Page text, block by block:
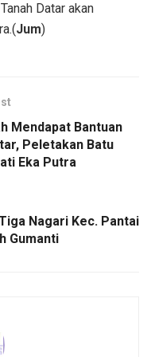
Datar akan
Jum)
Mendapat Bantuan
Peletakan Batu
Eka Putra
Nagari Kec. Pantai
Gumanti